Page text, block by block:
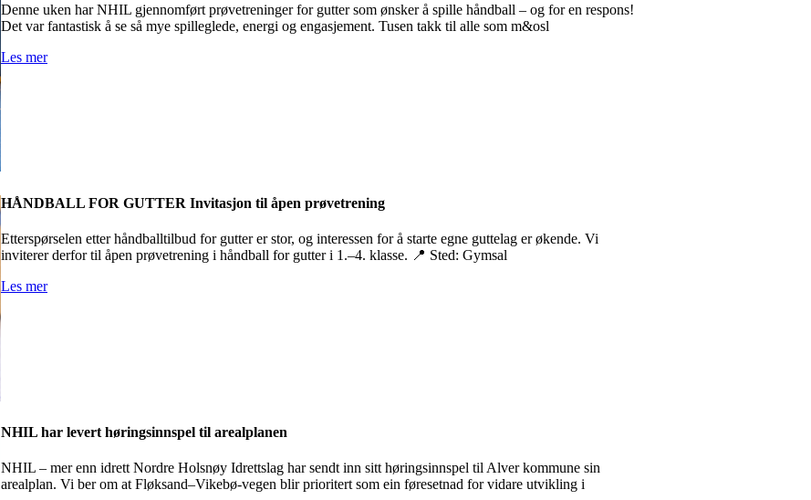
Denne uken har NHIL gjennomført prøvetreninger for gutter som ønsker å spille håndball – og for en respons!
Det var fantastisk å se så mye spilleglede, energi og engasjement. Tusen takk til alle som m&osl
Les mer
HÅNDBALL FOR GUTTER Invitasjon til åpen prøvetrening
Etterspørselen etter håndballtilbud for gutter er stor, og interessen for å starte egne guttelag er økende. Vi
inviterer derfor til åpen prøvetrening i håndball for gutter i 1.–4. klasse. 📍 Sted: Gymsal
Les mer
NHIL har levert høringsinnspel til arealplanen
NHIL – mer enn idrett Nordre Holsnøy Idrettslag har sendt inn sitt høringsinnspel til Alver kommune sin
arealplan. Vi ber om at Fløksand–Vikebø-vegen blir prioritert som ein føresetnad for vidare utvikling i